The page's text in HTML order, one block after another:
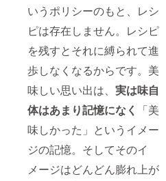
いうポリシーのもと、レシ
ピは存在しません。レシピ
を残すとそれに縛られて進
歩しなくなるからです。美
味しい思い出は、 実は味自
体はあまり記憶になく
「美
味しかった」というイメー
ジの記憶。そしてそのイ
メージはどんどん膨れ上が